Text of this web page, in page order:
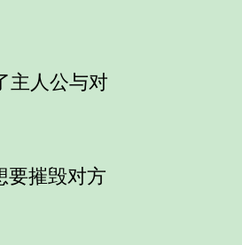
主人公与对
要摧毁对方